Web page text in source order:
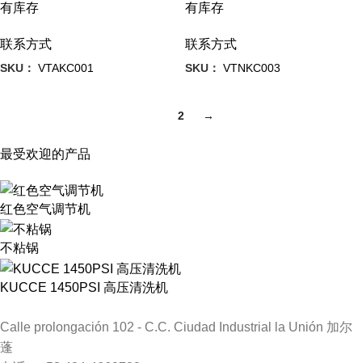
最受欢迎的产品
红色空气调节机
不粘锅
KUCCE 1450PSI 高压清洗机
有库存
联系方式
SKU： VTAKC001
有库存
联系方式
SKU： VTNKC003
2 →
Calle prolongación 102 - C.C. Ciudad Industrial la Unión 加尔
蓬